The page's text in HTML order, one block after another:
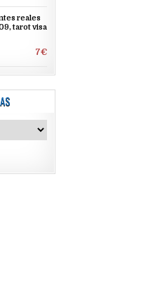
reales
tarot visa
7€